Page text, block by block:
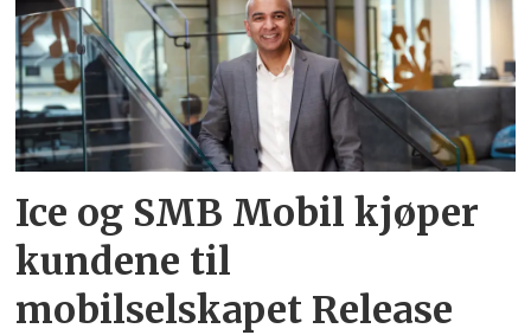
Ice og SMB Mobil kjøper
kundene til
mobilselskapet Release